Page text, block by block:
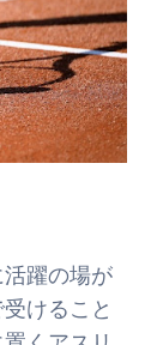
躍の場が
けること